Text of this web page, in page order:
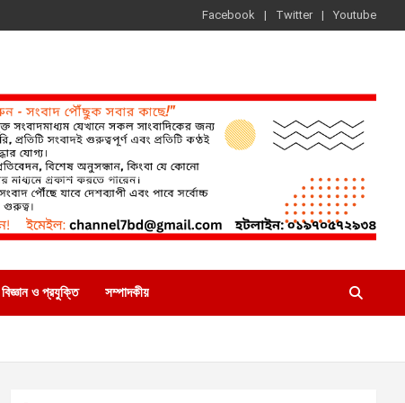
Facebook Twitter Youtube
বিজ্ঞান ও প্রযুক্তি সম্পাদকীয়